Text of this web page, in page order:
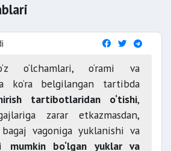
o‘lchamlari, o‘rami va
ko‘ra belgilangan tartibda
tartibotlaridan o‘tishi,
zarar etkazmasdan,
vagoniga yuklanishi va
mumkin bo‘lgan yuklar va